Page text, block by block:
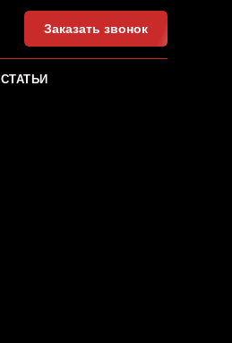
Заказать звонок
СТАТЬИ